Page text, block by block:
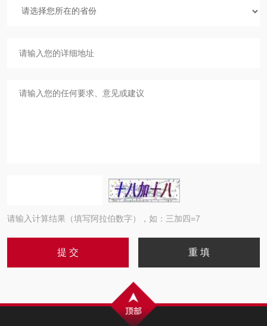
请输入计算结果（填写阿拉伯数字），如：三加四=7